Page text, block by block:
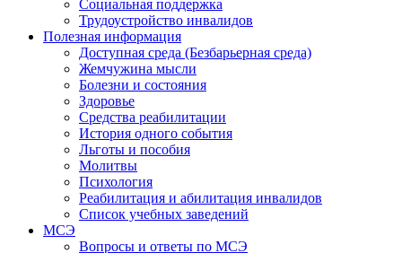
Социальная поддержка
Трудоустройство инвалидов
Полезная информация
Доступная среда (Безбарьерная среда)
Жемчужина мысли
Болезни и состояния
Здоровье
Средства реабилитации
История одного события
Льготы и пособия
Молитвы
Психология
Реабилитация и абилитация инвалидов
Список учебных заведений
МСЭ
Вопросы и ответы по МСЭ